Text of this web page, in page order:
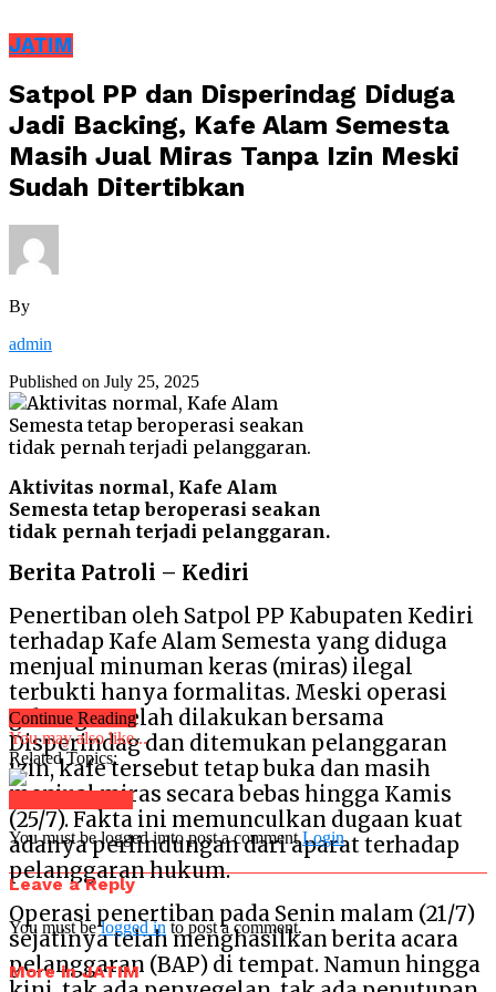
JATIM
Satpol PP dan Disperindag Diduga
Jadi Backing, Kafe Alam Semesta
Masih Jual Miras Tanpa Izin Meski
Sudah Ditertibkan
By
admin
Published on July 25, 2025
Aktivitas normal, Kafe Alam
Semesta tetap beroperasi seakan
tidak pernah terjadi pelanggaran.
Berita Patroli – Kediri
Penertiban oleh Satpol PP Kabupaten Kediri
terhadap Kafe Alam Semesta yang diduga
menjual minuman keras (miras) ilegal
terbukti hanya formalitas. Meski operasi
gabungan telah dilakukan bersama
Disperindag dan ditemukan pelanggaran
izin, kafe tersebut tetap buka dan masih
menjual miras secara bebas hingga Kamis
(25/7). Fakta ini memunculkan dugaan kuat
adanya perlindungan dari aparat terhadap
pelanggaran hukum.
Operasi penertiban pada Senin malam (21/7)
sejatinya telah menghasilkan berita acara
pelanggaran (BAP) di tempat. Namun hingga
Continue Reading
You may also like...
Related Topics:
You must be logged in to post a commentLogin
Leave a Reply
You must belogged into post a comment.
More in JATIM